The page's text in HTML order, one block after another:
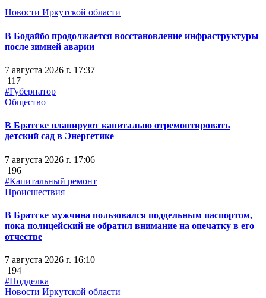
Новости Иркутской области
В Бодайбо продолжается восстановление инфраструктуры
после зимней аварии
7 августа 2026 г. 17:37
117
#Губернатор
Общество
В Братске планируют капитально отремонтировать
детский сад в Энергетике
7 августа 2026 г. 17:06
196
#Капитальный ремонт
Происшествия
В Братске мужчина пользовался поддельным паспортом,
пока полицейский не обратил внимание на опечатку в его
отчестве
7 августа 2026 г. 16:10
194
#Подделка
Новости Иркутской области